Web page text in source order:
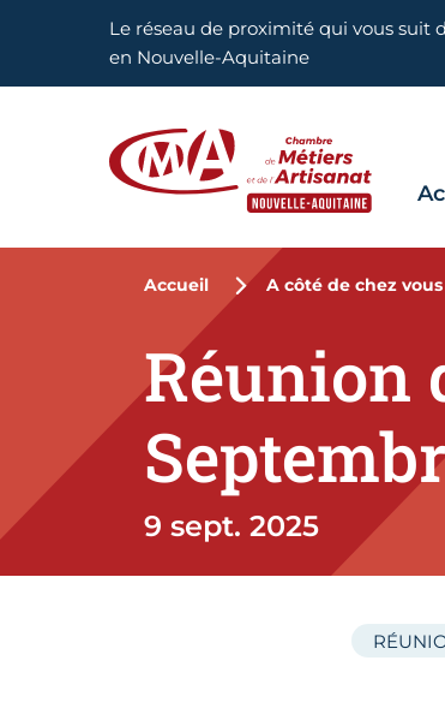
Aller en haut de pageLe réseau de proximité qui vous suit
en Nouvelle-Aquitaine
Accueil A côté de chez vous
Réunion
9 sept. 2025